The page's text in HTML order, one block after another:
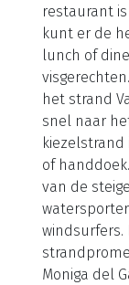
restaurant
kunt er de
lunch of
het strand
snel naar
of
van de
windsurfers.
Moniga del